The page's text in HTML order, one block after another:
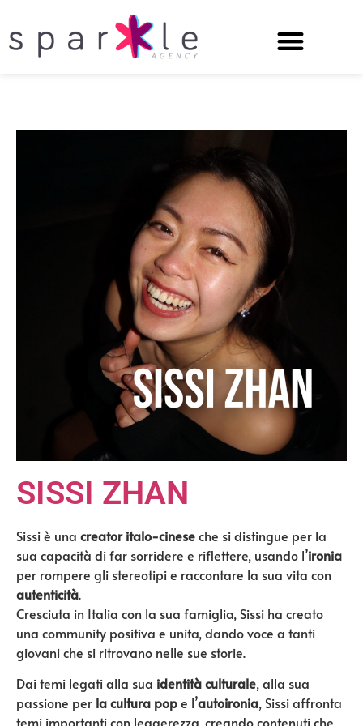
SISSI ZHAN
Sissiè una creator italo-cineseche si distingue per la
sua capacità di far sorridere e riflettere, usando l’ironia
per rompere gli stereotipi e raccontare la sua vita con
autenticità.
Cresciuta in Italia con la sua famiglia, Sissi ha creato
una community positiva e unita, dando voce a tanti
giovani che si ritrovano nelle sue storie.
Dai temi legati alla sua identità culturale, alla sua
passione per lacultura pope l’autoironia, Sissi affronta
temi importanti con leggerezza, creando contenuti che